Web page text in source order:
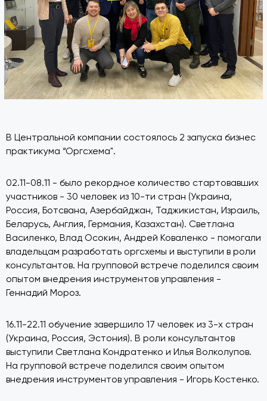
В Центральной компании состоялось 2 запуска бизнес
практикума “Оргсхема".
02.11-08.11 - было рекордное количество стартовавших
участников - 30 человек из 10-ти стран (Украина,
Россия, Ботсвана, Азербайджан, Таджикистан, Израиль,
Беларусь, Англия, Германия, Казахстан). Светлана
Василенко, Влад Осокин, Андрей Коваленко - помогали
владельцам разработать оргсхемы и выступили в роли
консультантов. На групповой встрече поделился своим
опытом внедрения инструментов управления -
Геннадий Мороз.
16.11-22.11 обучение завершило 17 человек из 3-х стран
(Украина, Россия, Эстония). В роли консультантов
выступили Светлана Кондратенко и Илья Волколупов.
На групповой встрече поделился своим опытом
внедрения инструментов управления - Игорь Костенко.